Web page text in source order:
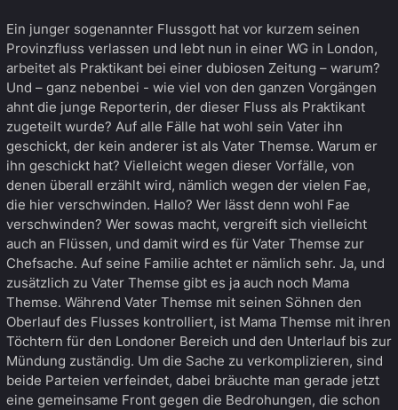
Ein junger sogenannter Flussgott hat vor kurzem seinen
Provinzfluss verlassen und lebt nun in einer WG in London,
arbeitet als Praktikant bei einer dubiosen Zeitung – warum?
Und – ganz nebenbei - wie viel von den ganzen Vorgängen
ahnt die junge Reporterin, der dieser Fluss als Praktikant
zugeteilt wurde? Auf alle Fälle hat wohl sein Vater ihn
geschickt, der kein anderer ist als Vater Themse. Warum er
ihn geschickt hat? Vielleicht wegen dieser Vorfälle, von
denen überall erzählt wird, nämlich wegen der vielen Fae,
die hier verschwinden. Hallo? Wer lässt denn wohl Fae
verschwinden? Wer sowas macht, vergreift sich vielleicht
auch an Flüssen, und damit wird es für Vater Themse zur
Chefsache. Auf seine Familie achtet er nämlich sehr. Ja, und
zusätzlich zu Vater Themse gibt es ja auch noch Mama
Themse. Während Vater Themse mit seinen Söhnen den
Oberlauf des Flusses kontrolliert, ist Mama Themse mit ihren
Töchtern für den Londoner Bereich und den Unterlauf bis zur
Mündung zuständig. Um die Sache zu verkomplizieren, sind
beide Parteien verfeindet, dabei bräuchte man gerade jetzt
eine gemeinsame Front gegen die Bedrohungen, die schon